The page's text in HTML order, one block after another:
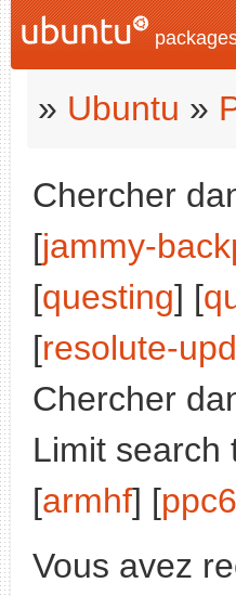
» Ubuntu »
Chercher
[jammy-
[questing] [
[resolute-
Chercher
Limit search
[armhf] [
Vous avez